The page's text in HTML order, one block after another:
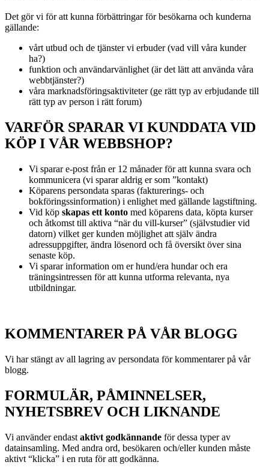
Det gör vi för att kunna förbättringar för besökarna och kunderna
gällande:
vårt utbud och de tjänster vi erbuder (vad vill våra kunder
ha?)
funktion och användarvänlighet (är det lätt att använda våra
webbtjänster?)
våra marknadsföringsaktiviteter (ge rätt typ av erbjudande till
rätt typ av person i rätt forum)
VARFÖR SPARAR VI KUNDDATA VID
KÖP I VÅR WEBBSHOP?
Vi sparar e-post från er 12 månader för att kunna svara och
kommunicera (vi sparar aldrig er som ”kontakt)
Köparens persondata sparas (fakturerings- och
bokföringssinformation) i enlighet med gällande lagstiftning.
Vid köp skapas ett konto med köparens data, köpta kurser
och åtkomst till aktiva “när du vill-kurser” (självstudier vid
datorn) vilket ger kunden möjlighet att själv ändra
adressuppgifter, ändra lösenord och få översikt över sina
senaste köp.
Vi sparar information om er hund/era hundar och era
träningsintressen för att kunna utforma relevanta, nya
utbildningar.
KOMMENTARER PÅ VÅR BLOGG
Vi har stängt av all lagring av persondata för kommentarer på vår
blogg.
FORMULÄR, PÅMINNELSER,
NYHETSBREV OCH LIKNANDE
Vi använder endast aktivt godkännande för dessa typer av
datainsamling. Med andra ord, besökaren och/eller kunden måste
aktivt “klicka” i en ruta för att godkänna.